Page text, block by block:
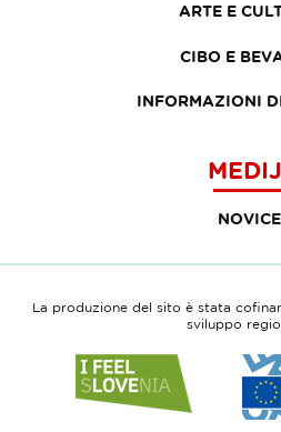
ARTE E
CIBO E
INFORMAZIONI
NOVICE
La produzione del sito è stata
sviluppo
to
website